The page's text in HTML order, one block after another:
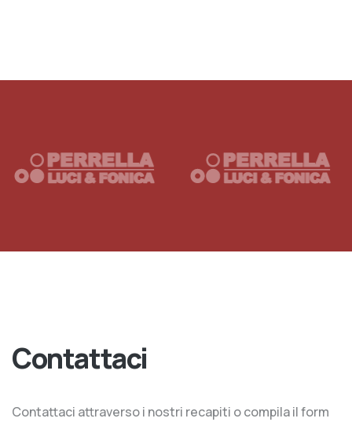
Contattaci
Contattaci attraverso i nostri recapiti o compila il form